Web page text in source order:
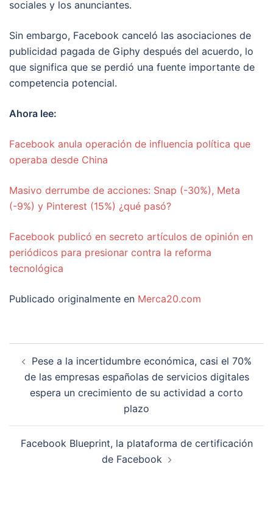
sociales y los anunciantes.
Sin embargo, Facebook canceló las asociaciones de
publicidad pagada de Giphy después del acuerdo, lo
que significa que se perdió una fuente importante de
competencia potencial.
Ahora lee:
Facebook anula operación de influencia política que
operaba desde China
Masivo derrumbe de acciones: Snap (-30%), Meta
(-9%) y Pinterest (15%) ¿qué pasó?
Facebook publicó en secreto artículos de opinión en
periódicos para presionar contra la reforma
tecnológica
Publicado originalmente en Merca20.com
de
entradas
Pese a la incertidumbre económica, casi el 70%
de las empresas españolas de servicios digitales
espera un crecimiento de su actividad a corto
plazo
Facebook Blueprint, la plataforma de certificación
de Facebook